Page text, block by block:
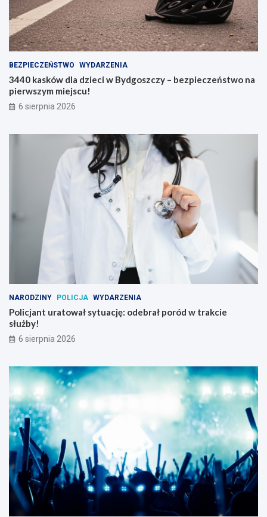
BEZPIECZEŃSTWO WYDARZENIA
3440 kasków dla dzieci w Bydgoszczy – bezpieczeństwo na
pierwszym miejscu!
6 sierpnia 2026
NARODZINY POLICJA WYDARZENIA
Policjant uratował sytuację: odebrał poród w trakcie
służby!
6 sierpnia 2026